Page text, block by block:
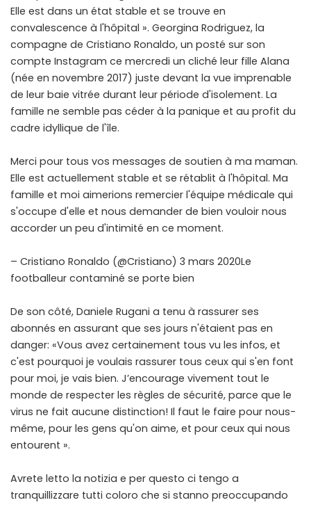
Elle est dans un état stable et se trouve en
convalescence à l'hôpital ». Georgina Rodriguez, la
compagne de Cristiano Ronaldo, un posté sur son
compte Instagram ce mercredi un cliché leur fille Alana
(née en novembre 2017) juste devant la vue imprenable
de leur baie vitrée durant leur période d'isolement. La
famille ne semble pas céder à la panique et au profit du
cadre idyllique de l'île.
Merci pour tous vos messages de soutien à ma maman.
Elle est actuellement stable et se rétablit à l'hôpital. Ma
famille et moi aimerions remercier l'équipe médicale qui
s'occupe d'elle et nous demander de bien vouloir nous
accorder un peu d'intimité en ce moment.
– Cristiano Ronaldo (@Cristiano) 3 mars 2020Le
footballeur contaminé se porte bien
De son côté, Daniele Rugani a tenu à rassurer ses
abonnés en assurant que ses jours n'étaient pas en
danger: «Vous avez certainement tous vu les infos, et
c'est pourquoi je voulais rassurer tous ceux qui s'en font
pour moi, je vais bien. J’encourage vivement tout le
monde de respecter les règles de sécurité, parce que le
virus ne fait aucune distinction! Il faut le faire pour nous-
même, pour les gens qu'on aime, et pour ceux qui nous
entourent ».
Avrete letto la notizia e per questo ci tengo a
tranquillizzare tutti coloro che si stanno preoccupando